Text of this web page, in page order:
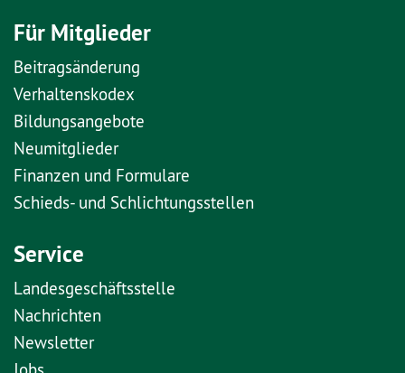
Für Mitglieder
Beitragsänderung
Verhaltenskodex
Bildungsangebote
Neumitglieder
Finanzen und Formulare
Schieds- und Schlichtungsstellen
Service
Landesgeschäftsstelle
Nachrichten
Newsletter